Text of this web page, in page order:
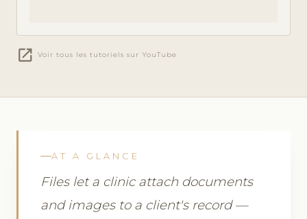
open_in_new Voir tous les tutoriels sur YouTube
AT A GLANCE
Files let a clinic attach documents
and images to a client's record —